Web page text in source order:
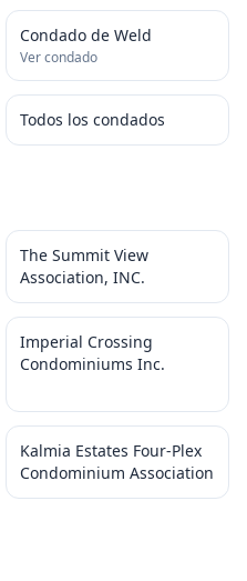
Condado de Weld
Ver condado
Todos los condados
The Summit View
Association, INC.
Imperial Crossing
Condominiums Inc.
Kalmia Estates Four-Plex
Condominium Association